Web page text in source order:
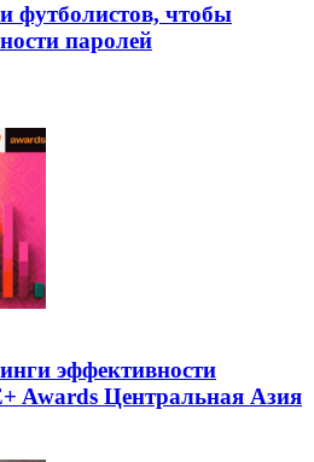
футболистов, чтобы
паролей
эффективности
Awards Центральная Азия